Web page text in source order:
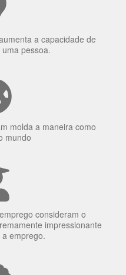
a capacidade de
pessoa.
molda a maneira como
mundo
consideram o
impressionante
emprego.